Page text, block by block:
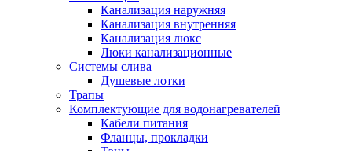
Адреса Сервис-центров
Условия возврата товара
Канализация наружняя
Канализация внутренняя
Канализация люкс
Люки канализационные
Системы слива
Душевые лотки
Трапы
Комплектующие для водонагревателей
Кабели питания
Фланцы, прокладки